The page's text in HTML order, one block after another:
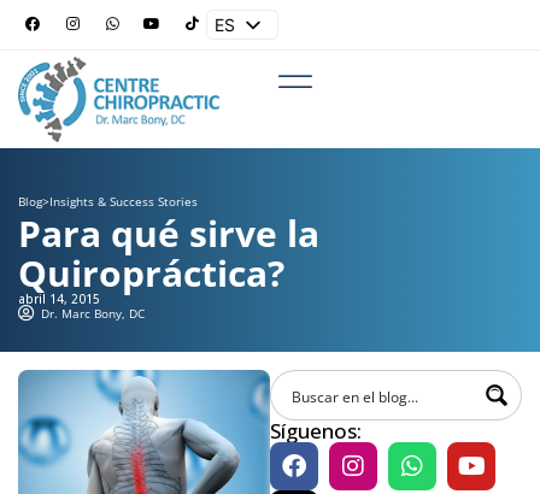
ES
Blog>Insights & Success Stories
Para qué sirve la
Quiropráctica?
abril 14, 2015
Dr. Marc Bony, DC
Síguenos: